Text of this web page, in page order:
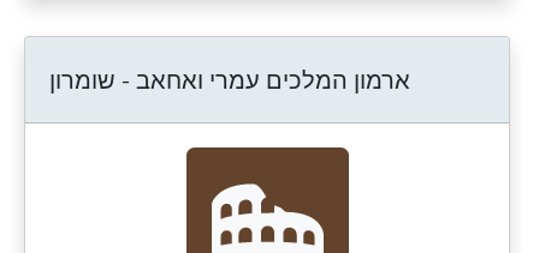
ארמון המלכים עמרי ואחאב - שומרון